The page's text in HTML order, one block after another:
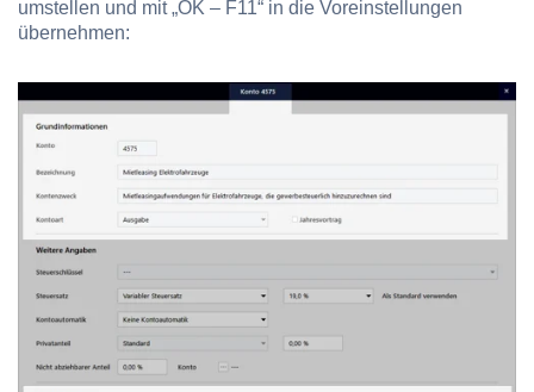
umstellen und mit „OK – F11“ in die Voreinstellungen
übernehmen: